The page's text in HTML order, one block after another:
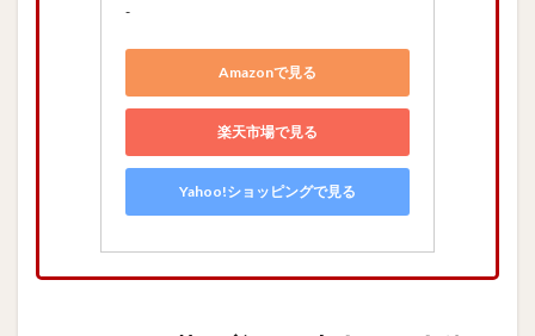
-
Amazonで見る
楽天市場で見る
Yahoo!ショッピングで見る